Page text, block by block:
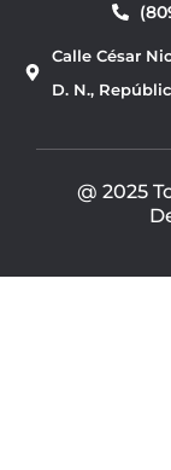
b
o
o
Calle César
D. N.,
@ 2025